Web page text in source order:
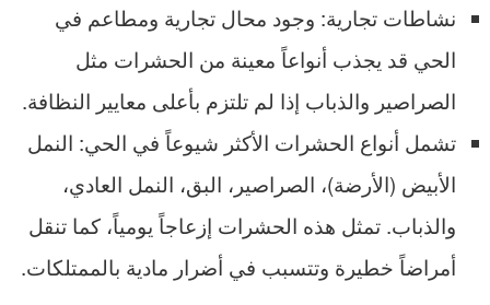
نشاطات تجارية: وجود محال تجارية ومطاعم في
الحي قد يجذب أنواعاً معينة من الحشرات مثل
الصراصير والذباب إذا لم تلتزم بأعلى معايير النظافة.
تشمل أنواع الحشرات الأكثر شيوعاً في الحي: النمل
الأبيض (الأرضة)، الصراصير، البق، النمل العادي،
والذباب. تمثل هذه الحشرات إزعاجاً يومياً، كما تنقل
أمراضاً خطيرة وتتسبب في أضرار مادية بالممتلكات.